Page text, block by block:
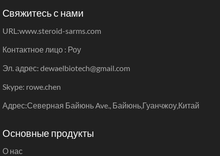
Свяжитесь с нами
URL:www.steroid-sarms.com
Контактное лицо : Роу
Эл. адрес: dewaelbiotech@gmail.com
Skype: rowe.chen
Адрес:Северная Байюнь Ave., Байюнь,Гуанчжоу,Китай
Основные продукты
О нас